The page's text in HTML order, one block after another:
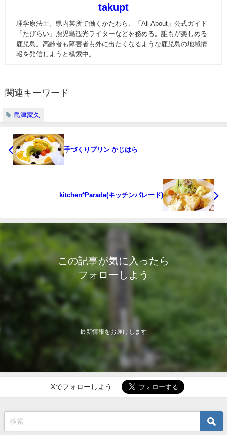
takupt
理学療法士。県内某所で働くかたわら、「All About」公式ガイド
「たびらい」鹿児島観光ライターなどを務める。誰もが楽しめる
鹿児島。高齢者も障害者も外に出たくなるような鹿児島の地域情
報を発信しようと模索中。
関連キーワード
島津家久
手づくりプリン かじはら
kitchen*Parade(キッチンパレード)
この記事が気に入ったら
フォローしよう
最新情報をお届けします
Xでフォローしよう